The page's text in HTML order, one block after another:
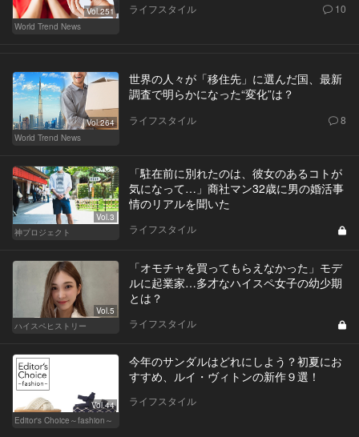
Vol.251
World Trend News
ライフスタイル 10
Vol.264
World Trend News
世界の人々が「移住先」に選んだ国、最新
調査で明らかになった“変化”は？
ライフスタイル 8
Vol.3
神プロジェクト
「駐在前に別れたのは、彼女のあるコトが
気になって…」商社マン32歳に男の婚活事
情のリアルを聞いた
ライフスタイル
Vol.5
ハイスペヒストリー
「オモチャを買ってもらえなかった」モデ
ルに起業家…多才なハイスペ女子の幼少期
とは？
ライフスタイル
Vol.44
Editor's Choice～fashion～
今年のサンダルはどれにしよう？初夏にお
すすめ、ルイ・ヴィトンの新作９選！
ライフスタイル